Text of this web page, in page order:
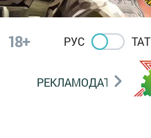
18+ РУС ТАТ
РЕКЛАМОДАТЕЛЯМ